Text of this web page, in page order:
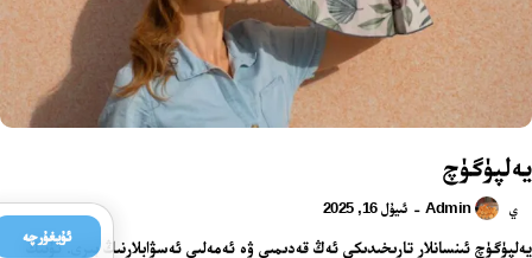
يەلپۈگۈچ
ي Admin
- ئىيۇل 16, 2025
يەلپۈگۈچ ئىنسانلار تارىخىدىكى ئەڭ قەدىمىي ۋە ئەمەلىي ئەسۋابلارنىڭ بىرى. ئۇنىڭ
ئۇيغۇرچە